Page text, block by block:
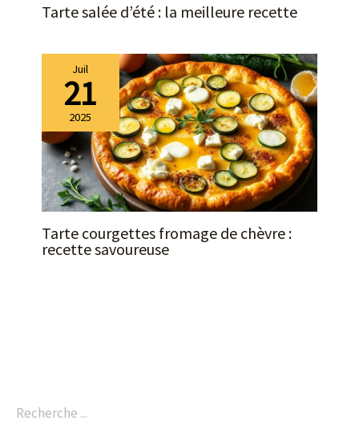
Tarte salée d’été : la meilleure recette
Juil
21
2025
Tarte courgettes fromage de chèvre :
recette savoureuse